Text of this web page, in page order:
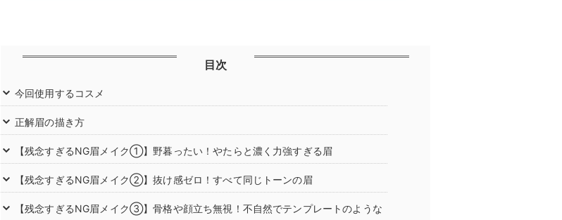
目次
今回使用するコスメ
正解眉の描き方
【残念すぎるNG眉メイク①】野暮ったい！やたらと濃く力強すぎる眉
【残念すぎるNG眉メイク②】抜け感ゼロ！すべて同じトーンの眉
【残念すぎるNG眉メイク③】骨格や顔立ち無視！不自然でテンプレートのような